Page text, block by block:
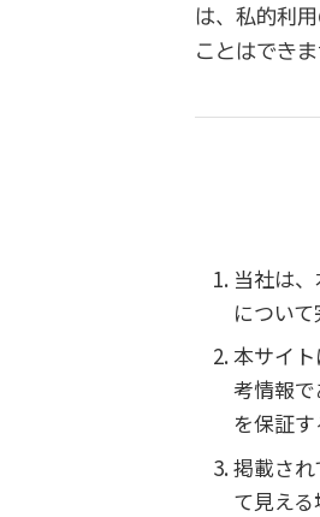
は、私的利
ことはできま
当社は
につい
本サイ
考情報
を保証
掲載さ
て見える